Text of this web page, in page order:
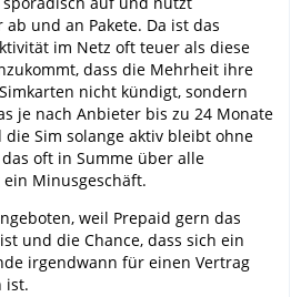
und an Pakete. Da ist das
im Netz oft teuer als diese
dass die Mehrheit ihre
nicht kündigt, sondern
je nach Anbieter bis zu 24 Monate
Sim solange aktiv bleibt ohne
oft in Summe über alle
Minusgeschäft.
weil Prepaid gern das
und die Chance, dass sich ein
irgendwann für einen Vertrag
ist.